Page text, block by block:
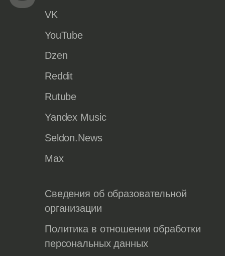
VK
YouTube
Dzen
Reddit
Rutube
Yandex Music
Seldon.News
Max
Сведения об образовательной
организации
Политика в отношении обработки
персональных данных